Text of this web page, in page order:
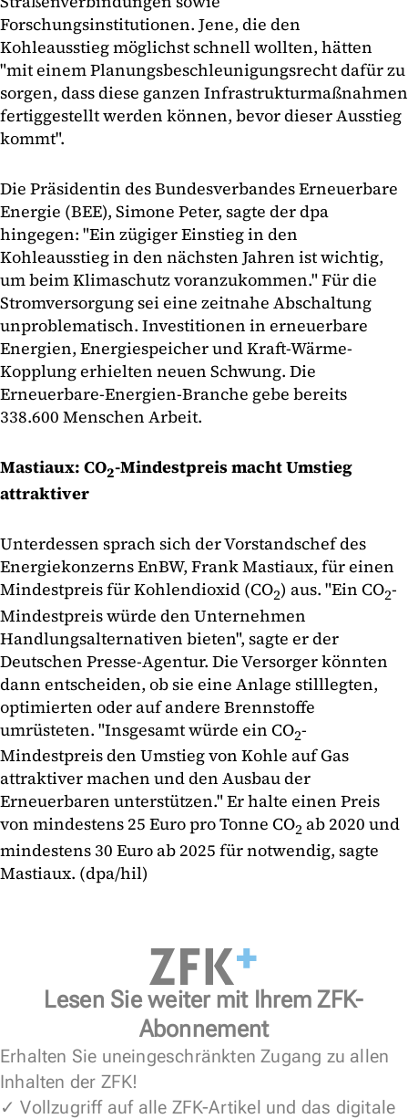
Forschungsinstitutionen. Jene, die den
Kohleausstieg möglichst schnell wollten, hätten
"mit einem Planungsbeschleunigungsrecht dafür zu
sorgen, dass diese ganzen Infrastrukturmaßnahmen
fertiggestellt werden können, bevor dieser Ausstieg
kommt".
Die Präsidentin des Bundesverbandes Erneuerbare
Energie (BEE), Simone Peter, sagte der dpa
hingegen: "Ein zügiger Einstieg in den
Kohleausstieg in den nächsten Jahren ist wichtig,
um beim Klimaschutz voranzukommen." Für die
Stromversorgung sei eine zeitnahe Abschaltung
unproblematisch. Investitionen in erneuerbare
Energien, Energiespeicher und Kraft-Wärme-
Kopplung erhielten neuen Schwung. Die
Erneuerbare-Energien-Branche gebe bereits
338.600 Menschen Arbeit.
Mastiaux: CO2-Mindestpreis macht Umstieg
attraktiver
Unterdessen sprach sich der Vorstandschef des
Energiekonzerns EnBW, Frank Mastiaux, für einen
Mindestpreis für Kohlendioxid (CO2) aus. "Ein CO2-
Mindestpreis würde den Unternehmen
Handlungsalternativen bieten", sagte er der
Deutschen Presse-Agentur. Die Versorger könnten
dann entscheiden, ob sie eine Anlage stilllegten,
optimierten oder auf andere Brennstoffe
umrüsteten. "Insgesamt würde ein CO2-
Mindestpreis den Umstieg von Kohle auf Gas
attraktiver machen und den Ausbau der
Erneuerbaren unterstützen." Er halte einen Preis
von mindestens 25 Euro pro Tonne CO2ab 2020 und
mindestens 30 Euro ab 2025 für notwendig, sagte
Mastiaux. (dpa/hil)
Lesen Sie weiter mit Ihrem ZFK-
Abonnement
Erhalten Sie uneingeschränkten Zugang zu allen
Inhalten der ZFK!
✓ Vollzugriff auf alle ZFK-Artikel und das digitale